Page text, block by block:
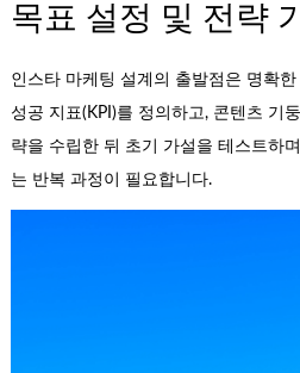
목표 설정 및 전략
인스타 마케팅 설계의 출발점은 명확
성공 지표(KPI)를 정의하고, 콘텐츠 기
략을 수립한 뒤 초기 가설을 테스트하
는 반복 과정이 필요합니다.